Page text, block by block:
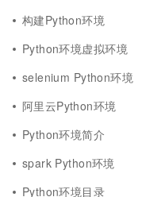
构建Python环境
Python环境虚拟环境
selenium Python环境
阿里云Python环境
Python环境简介
spark Python环境
Python环境目录